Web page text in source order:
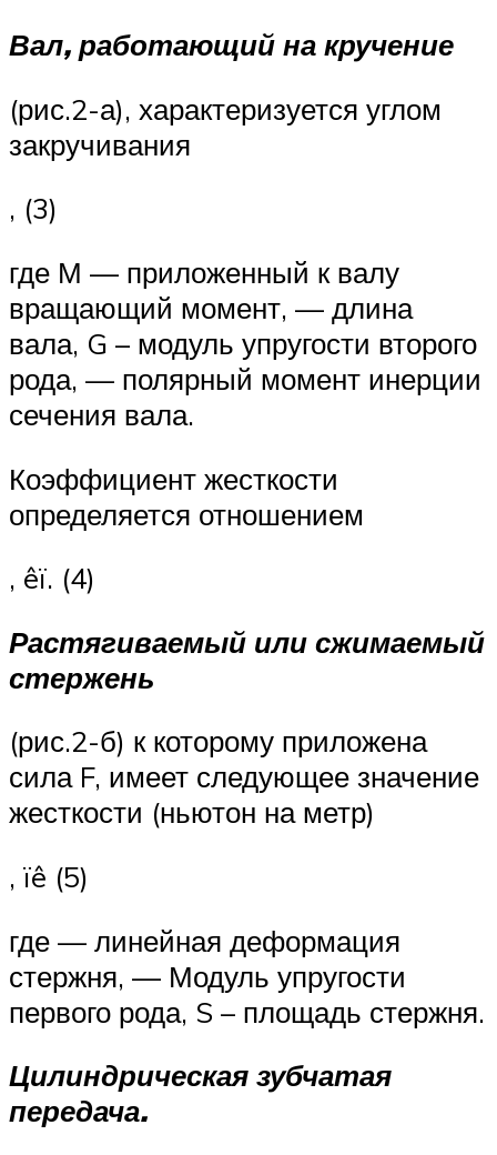
Вал, работающий на кручение
(рис.2-а), характеризуется углом
закручивания
, (3)
где М — приложенный к валу
вращающий момент, — длина
вала, G – модуль упругости второго
рода, — полярный момент инерции
сечения вала.
Коэффициент жесткости
определяется отношением
, êï. (4)
Растягиваемый или сжимаемый
стержень
(рис.2-б) к которому приложена
сила F, имеет следующее значение
жесткости (ньютон на метр)
, ïê (5)
где — линейная деформация
стержня, — Модуль упругости
первого рода, S – площадь стержня.
Цилиндрическая зубчатая
передача.